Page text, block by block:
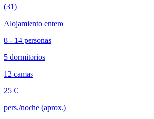
(31)
Alojamiento entero
8 - 14 personas
5 dormitorios
12 camas
25 €
pers./noche (aprox.)